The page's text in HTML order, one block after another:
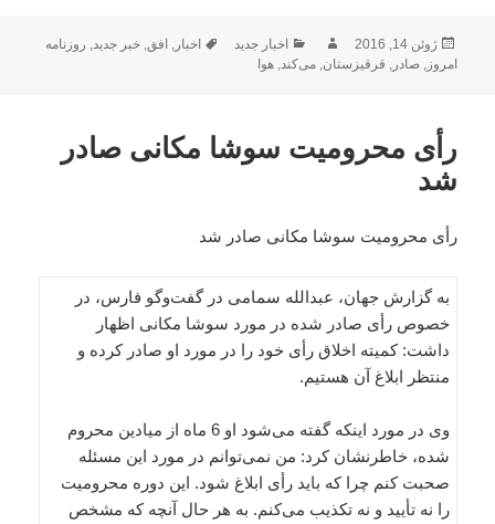
ارسال
شده
ژوئن 14, 2016 نویسندهدسته‌ها
اخبار جدید برچسب‌ها
اخبار, افق,خبر جدید, روزنامه
امروز,صادر, قرقیزستان,می‌کند,هوا
رأی محرومیت سوشا مکانی صادر
شد
رأی محرومیت سوشا مکانی صادر شد
به گزارش جهان، عبدالله سمامی در گفت‌وگو فارس، در
خصوص رأی صادر شده در مورد سوشا مکانی اظهار
داشت: کمیته اخلاق رأی خود را در مورد او صادر کرده و
منتظر ابلاغ آن هستیم.
وی در مورد اینکه گفته می‌شود او 6 ماه از میادین محروم
شده، خاطرنشان کرد: من نمی‌توانم در مورد این مسئله
صحبت کنم چرا که باید رأی ابلاغ شود. این دوره محرومیت
را نه تأیید و نه تکذیب می‌کنم. به هر حال آنچه که مشخص